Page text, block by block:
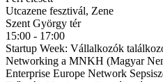
Utcazene fesztivál, Zene
Szent György tér
15:00 - 17:00
Startup Week: Vállalkozók
Networking a MNKH (Magyar
Enterprise Europe Network